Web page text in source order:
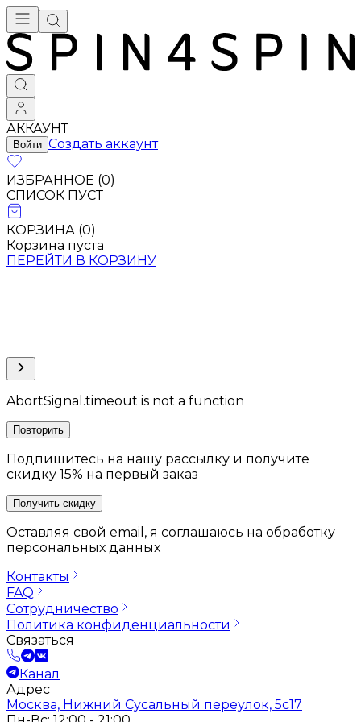
АККАУНТ
Войти Создать аккаунт
ИЗБРАННОЕ (0)
СПИСОК ПУСТ
КОРЗИНА (0)
Корзина пуста
ПЕРЕЙТИ В КОРЗИНУ
AbortSignal.timeout is not a function
Повторить
Подпишитесь на нашу рассылку и получите
скидку 15% на первый заказ
Получить скидку
Оставляя свой email, я соглашаюсь на обработку
персональных данных
Контакты
FAQ
Сотрудничество
Политика конфиденциальности
Связаться
Канал
Адрес
Москва, Нижний Сусальный переулок, 5с17